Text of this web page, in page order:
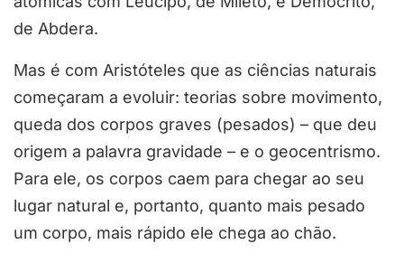
de Abdera.
Mas é com Aristóteles que as ciências naturais
começaram a evoluir: teorias sobre movimento,
queda dos corpos graves (pesados) – que deu
origem a palavra gravidade – e o geocentrismo.
Para ele, os corpos caem para chegar ao seu
lugar natural e, portanto, quanto mais pesado
um corpo, mais rápido ele chega ao chão.